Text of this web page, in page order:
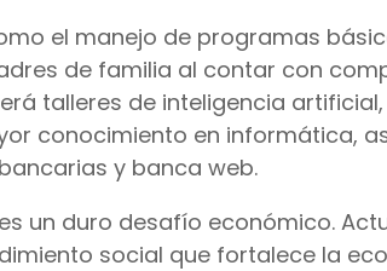
el manejo de programas
de familia al contar con
talleres de inteligencia artificial,
conocimiento en informática,
y banca web.
un duro desafío económico.
social que fortalece la